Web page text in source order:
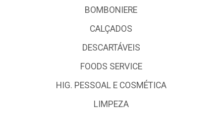
BOMBONIERE
CALÇADOS
DESCARTÁVEIS
FOODS SERVICE
HIG. PESSOAL E COSMÉTICA
LIMPEZA